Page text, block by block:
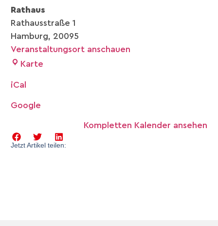
Rathaus
Rathausstraße 1
Hamburg, 20095
Veranstaltungsort anschauen
Karte
iCal
Google
Kompletten Kalender ansehen
Jetzt Artikel teilen: